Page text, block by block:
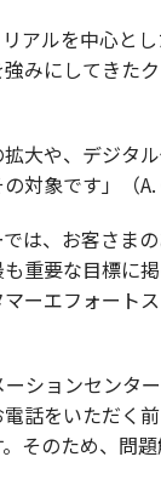
アルを中心と
みにしてきた
大や、デジタ
対象です」（A.
は、お客さま
重要な目標に
ーエフォート
ーションセン
話をいただく
そのため、問